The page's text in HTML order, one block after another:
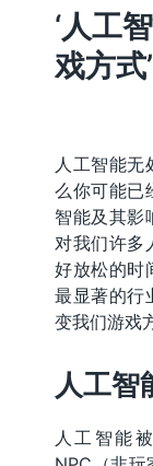
‘人工
戏方式’
人工智能无
么你可能已
智能及其影
对我们许多
好放松的时
最显著的行
变我们游戏
人工智
人工智能